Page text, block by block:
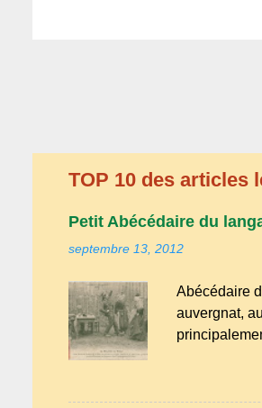
TOP 10 des articles
Petit Abécédaire du
septembre 13, 2012
Abécédaire
auvergnat,
Bien que le
riche en